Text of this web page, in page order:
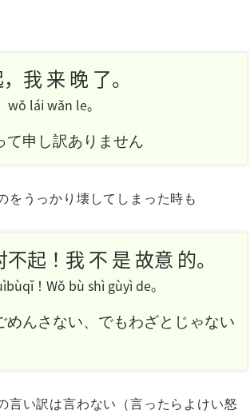
我 来 晚 了。
wǒ lái wǎn le。
て申し訳ありません
をうっかり壊してしまった時も
起！我 不 是 故意 的。
！Wǒ bù shì gùyì de。
めんさない、でもわざとじゃない
言い訳は言わない（言ったらよけい怒